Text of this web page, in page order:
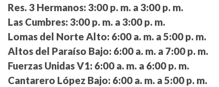
Res. 3 Hermanos: 3:00 p. m. a 3:00 p. m.
Las Cumbres: 3:00 p. m. a 3:00 p. m.
Lomas del Norte Alto: 6:00 a. m. a 5:00 p. m.
Altos del Paraíso Bajo: 6:00 a. m. a 7:00 p. m.
Fuerzas Unidas V1: 6:00 a. m. a 6:00 p. m.
Cantarero López Bajo: 6:00 a. m. a 5:00 p. m.